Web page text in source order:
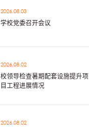
2026.08.03
学校党委召开会议
2026.08.02
校领导检查暑期配套设施提升项
目工程进展情况
2026.08.02